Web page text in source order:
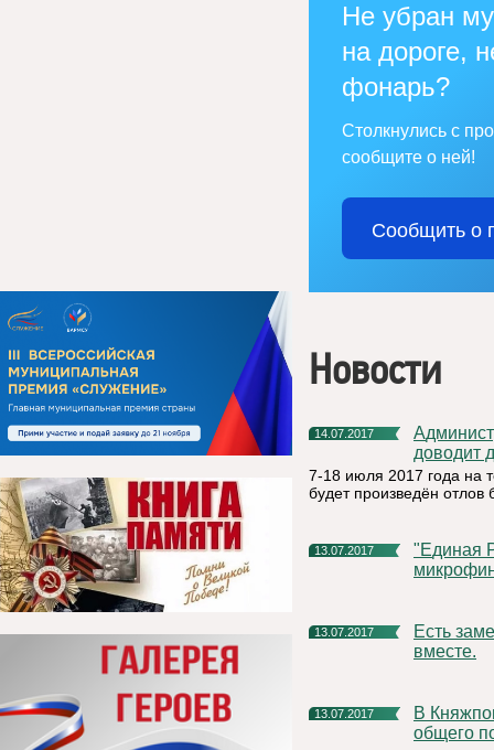
Не убран
на дороге,
фонарь?
Столкнулись с
сообщите о ней!
Сообщить о
Новости
14.07.2017
Администрация муниципального района «Княжпогостский»
доводит
7-18 июля 2017 года на
будет произведён отлов
13.07.2017
"Единая Россия" запустила "Народный контроль" за
13.07.2017
Есть замечания по качеству работ? Проконтролируем
вместе.
13.07.2017
В Княжпогостском районе идут работы по ремонту дорог
общего